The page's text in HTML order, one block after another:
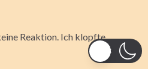
Reaktion. Ich klopfte